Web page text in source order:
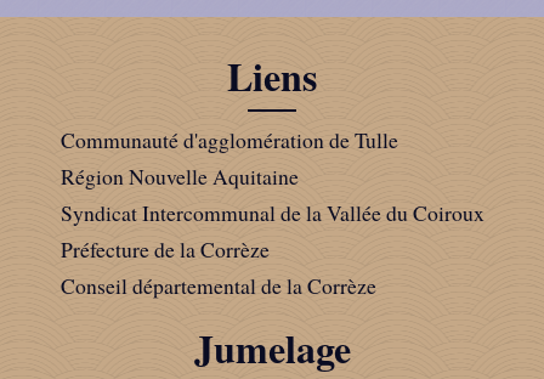
Liens
Communauté d'agglomération de Tulle
Région Nouvelle Aquitaine
Syndicat Intercommunal de la Vallée du Coiroux
Préfecture de la Corrèze
Conseil départemental de la Corrèze
Jumelage